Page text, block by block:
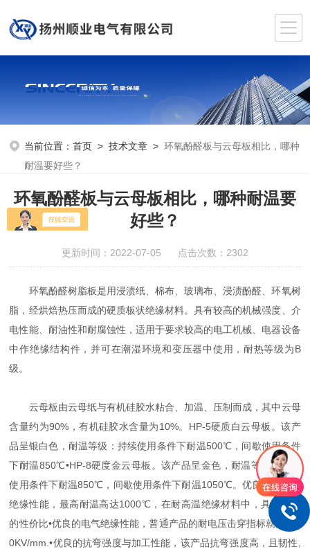
当前位置：首页 >技术文章 >环氧酚醛板与云母板相比，哪种
耐温要好些？
环氧酚醛板与云母板相比，哪种耐温要
好些？
更新时间：2022-07-05 点击次数：2302
环氧酚醛树脂板是用浸渍纸、棉布、玻璃布、浸渍酚醛、环氧树
脂，经烘焙热压而成的硬质板状绝缘材料。具有较高的机械强度、介
电性能、耐油性和耐腐蚀性，适用于要求较高的电工机械、电器设备
中作绝缘结构件，并可在潮湿环境和变压器中使用，耐热等级为B
级。
云母板由云母纸与有机硅胶水粘合、加温、压制而成，其中云母
含量约为90%，有机硅胶水含量为10%。HP-5硬质白云母板。该产
品呈银白色，耐温等级：持续使用条件下耐温500℃，间歇使用条件
下耐温850℃•HP-8硬度金云母板。该产品呈金色，耐温等级：持续
使用条件下耐温850℃，间歇使用条件下耐温1050℃。优良的耐高温
绝缘性能，最高耐温高达1000℃，在耐高温绝缘材料中，具有良好
的性价比•优良的电气绝缘性能，普通产品的耐电压击穿指标就高达2
0KV/mm.•优良的抗弯强度与加工性能，该产品抗弯强度高，且韧性,